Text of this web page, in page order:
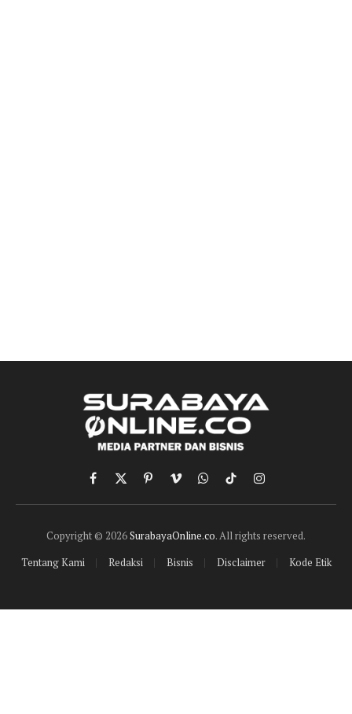
Facebook
X
(Twitter)
PinterestVimeoWhatsApp
TikTokInstagram
Copyright © 2026SurabayaOnline.co. All rights reserved.
Tentang Kami
Redaksi Bisnis Disclaimer Kode Etik